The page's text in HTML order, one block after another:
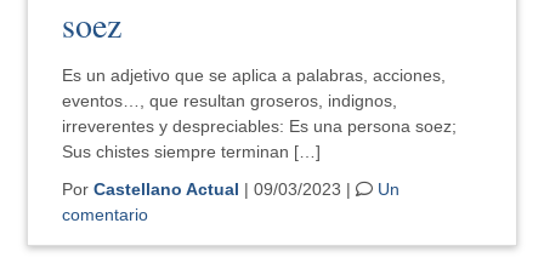
soez
Es un adjetivo que se aplica a palabras, acciones,
eventos…, que resultan groseros, indignos,
irreverentes y despreciables: Es una persona soez;
Sus chistes siempre terminan […]
PorCastellano Actual | 09/03/2023 |
Un
comentario